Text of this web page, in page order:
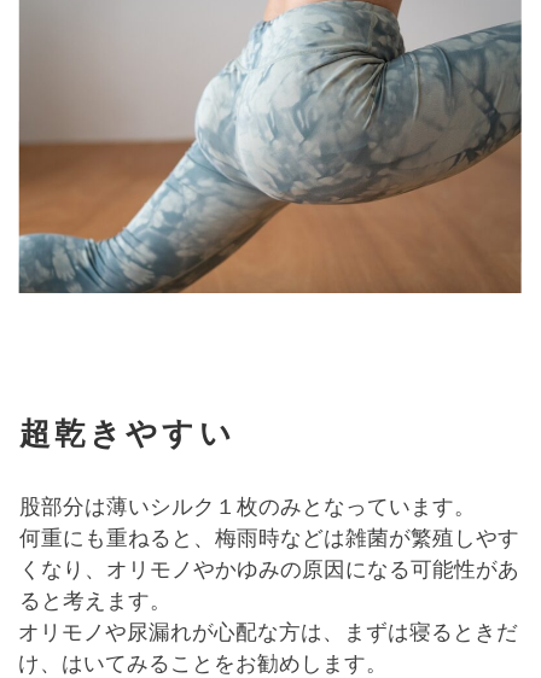
超乾きやすい
股部分は薄いシルク１枚のみとなっています。
何重にも重ねると、梅雨時などは雑菌が繁殖しやす
くなり、オリモノやかゆみの原因になる可能性があ
ると考えます。
オリモノや尿漏れが心配な方は、まずは寝るときだ
け、はいてみることをお勧めします。